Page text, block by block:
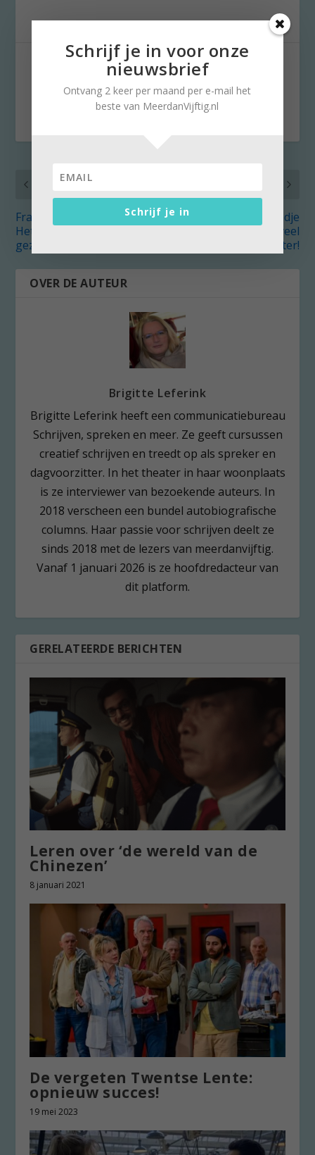
DEEL:
VORIG
Franca (64): “Gewicht?
Het gaat om lach op je
gezicht!”
Tijdens fietsrondje
Gooimeer zie je veel
meer dan water!
OVER DE AUTEUR
Brigitte Leferink
Brigitte Leferink heeft een communicatiebureau
Schrijven, spreken en meer. Ze geeft cursussen
creatief schrijven en treedt op als spreker en
dagvoorzitter. In het theater in haar woonplaats
is ze interviewer van bezoekende auteurs. In
2018 verscheen een bundel autobiografische
columns. Haar passie voor schrijven deelt ze
sinds 2018 met de lezers van meerdanvijftig.
Vanaf 1 januari 2026 is ze hoofdredacteur van
dit platform.
GERELATEERDE BERICHTEN
Leren over ‘de wereld van de
Chinezen’
8 januari 2021
De vergeten Twentse Lente:
opnieuw succes!
19 mei 2023
Schrijf je in voor onze
nieuwsbrief
Ontvang 2 keer per maand per e-mail het
beste van MeerdanVijftig.nl
Schrijf je in